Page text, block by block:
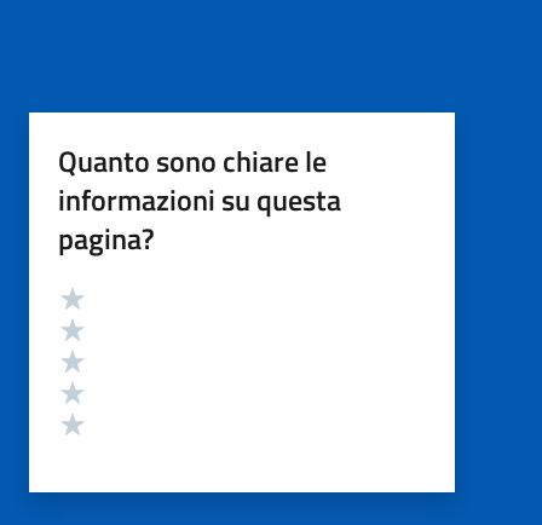
Quanto sono chiare le
informazioni su questa
pagina?
Valutazione